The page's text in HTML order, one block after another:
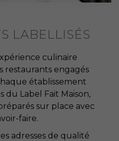
LABELLISÉS
culinaire
restaurants engagés
établissement
du Label Fait Maison,
sur place avec
faire.
adresses de qualité